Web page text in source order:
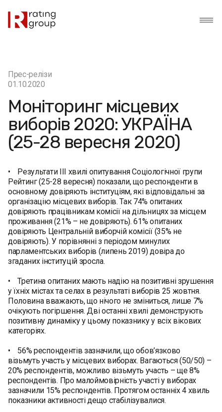
Прес-релізи
01.10.2020
Моніторинг місцевих
виборів 2020: УКРАЇНА
(25-28 вересня 2020)
• Результати ІІІ хвилі опитування Соціологічної групи
Рейтинг (25-28 вересня) показали, що респонденти в
основному довіряють інституціям, які відповідальні за
організацію місцевих виборів. Так 74% опитаних
довіряють працівникам комісії на дільницях за місцем
проживання (21% – не довіряють). 61% опитаних
довіряють Центральній виборчій комісії (35% не
довіряють). У порівнянні з періодом минулих
парламентських виборів (липень 2019) довіра до
згаданих інституцій зросла.
• Третина опитаних мають надію на позитивні зрушення
у їхніх містах та селах в результаті виборів 25 жовтня.
Половина вважають, що нічого не зміниться, лише 7%
очікують погіршення. Дві останні хвилі демонструють
позитивну динаміку у цьому показнику у всіх вікових
категоріях.
• 56% респондентів зазначили, що обов’язково
візьмуть участь у місцевих виборах. Вагаються (50/50) –
20% респондентів, можливо візьмуть участь – ще 8%
респондентів. Про малоймовірність участі у виборах
зазначили 15% респондентів. Протягом останніх 4 хвиль
показники активності дещо стабілізувалися.